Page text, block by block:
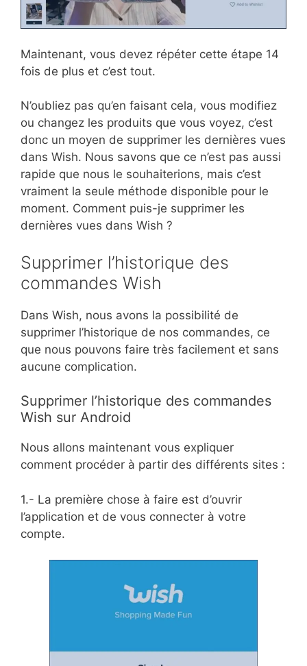
Maintenant, vous devez répéter cette étape 14
fois de plus et c’est tout.
N’oubliez pas qu’en faisant cela, vous modifiez
ou changez les produits que vous voyez, c’est
donc un moyen de supprimer les dernières vues
dans Wish. Nous savons que ce n’est pas aussi
rapide que nous le souhaiterions, mais c’est
vraiment la seule méthode disponible pour le
moment. Comment puis-je supprimer les
dernières vues dans Wish ?
Supprimer l’historique des
commandes Wish
Dans Wish, nous avons la possibilité de
supprimer l’historique de nos commandes, ce
que nous pouvons faire très facilement et sans
aucune complication.
Supprimer l’historique des commandes
Wish sur Android
Nous allons maintenant vous expliquer
comment procéder à partir des différents sites :
1.- La première chose à faire est d’ouvrir
l’application et de vous connecter à votre
compte.